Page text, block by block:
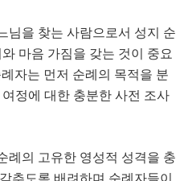
님을 찾는 사람으로서 성지 순
마음 가짐을 갖는 것이 중요
자는 먼저 순례의 목적을 분
정에 대한 충분한 사전 조사
례의 고유한 영성적 성격을 충
추도록 배려하며 순례자들이